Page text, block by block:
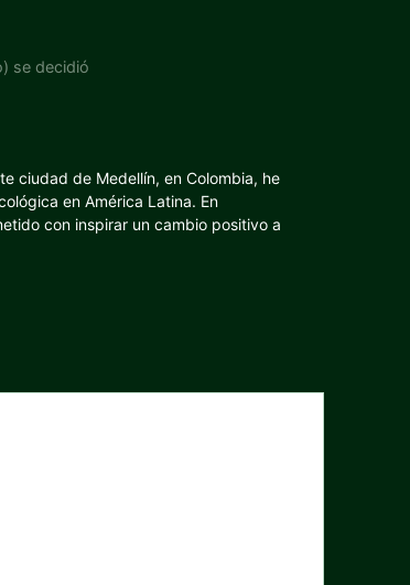
se decidió
ciudad de Medellín, en Colombia, he
en América Latina. En
con inspirar un cambio positivo a